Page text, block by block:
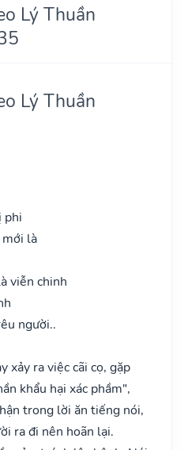
Lý Thuần
Lý Thuần
phi
là
viễn chinh
người..
xảy ra việc cãi cọ, gặp
khẩu hại xác phầm",
trong lời ăn tiếng nói,
ra đi nên hoãn lại.